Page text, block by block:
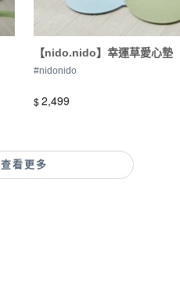
【nido.nido】幸運草愛心墊
#nidonido
$2,499
查看更多